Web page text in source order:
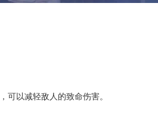
以减轻敌人的致命伤害。